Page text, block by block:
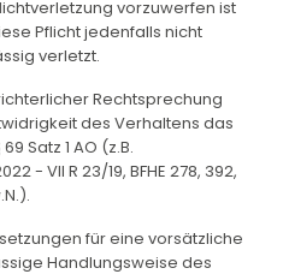
vorzuwerfen ist
Pflicht jedenfalls nicht
verletzt.
Rechtsprechung
des Verhaltens das
Satz 1 AO (z.B.
- VII R 23/19, BFHE 278, 392,
für eine vorsätzliche
Handlungsweise des